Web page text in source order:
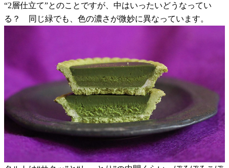
“2層仕立て”とのことですが、中はいったいどうなってい
る？ 同じ緑でも、色の濃さが微妙に異なっています。